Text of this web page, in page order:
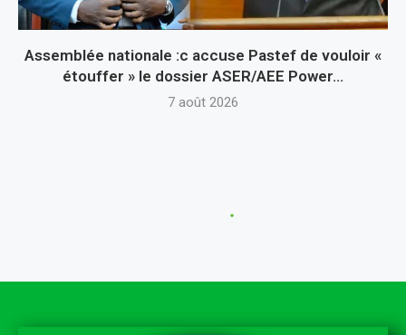
Assemblée nationale :c accuse Pastef de vouloir «
étouffer » le dossier ASER/AEE Power...
7 août 2026